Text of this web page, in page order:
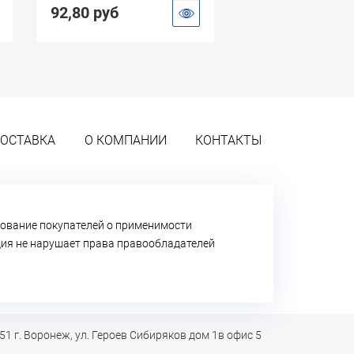
235,00 руб
О КОМПАНИИ КОНТАКТЫ
покупателей о применимости
не нарушает права правообладателей
г. Воронеж, ул. Героев Сибиряков дом 1в офис 5